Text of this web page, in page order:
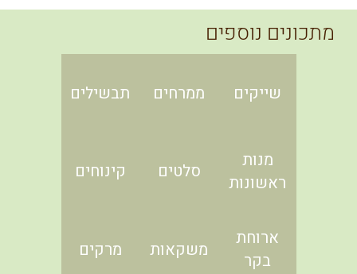
מתכונים נוספים
שייקים ממרחים תבשילים
מנות
ראשונות
סלטים קינוחים
ארוחת
בקר
משקאות מרקים